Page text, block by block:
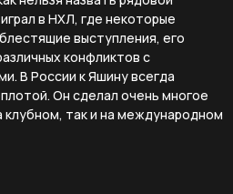
в НХЛ, где некоторые
выступления, его
конфликтов с
В России к Яшину всегда
Он сделал очень многое
клубном, так и на международном